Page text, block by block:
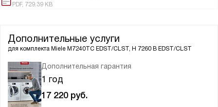
PDF, 729.39 KB
Дополнительные услуги
для комплекта Miele M7240TC EDST/CLST, H 7260 B EDST/CLST
Дополнительная гарантия
1 год
17 220 руб.